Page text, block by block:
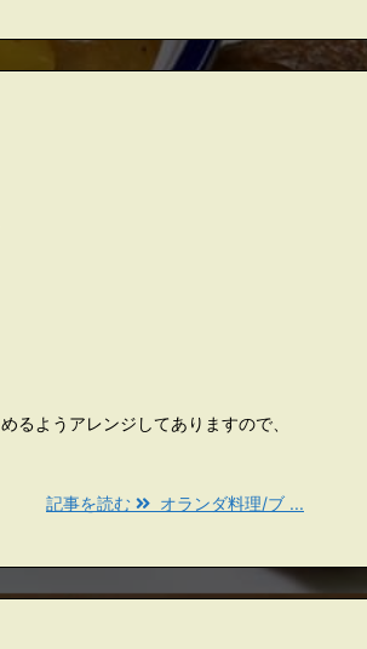
るようアレンジしてありますので、
記事を読む オランダ料理/ブ ...